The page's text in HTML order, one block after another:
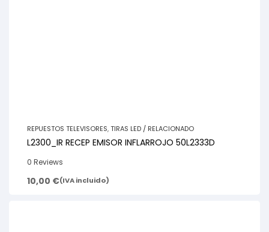
REPUESTOS TELEVISORES,TIRAS LED / RELACIONADO
L2300_IR RECEP EMISOR INFLARROJO 50L2333D
0 Reviews
10,00 €(IVA incluido)